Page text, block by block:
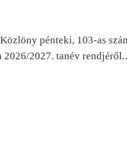
pénteki, 103-as
2026/2027. tanév